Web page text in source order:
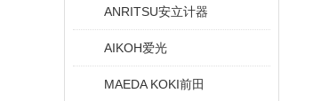
ANRITSU安立计器
AIKOH爱光
MAEDA KOKI前田